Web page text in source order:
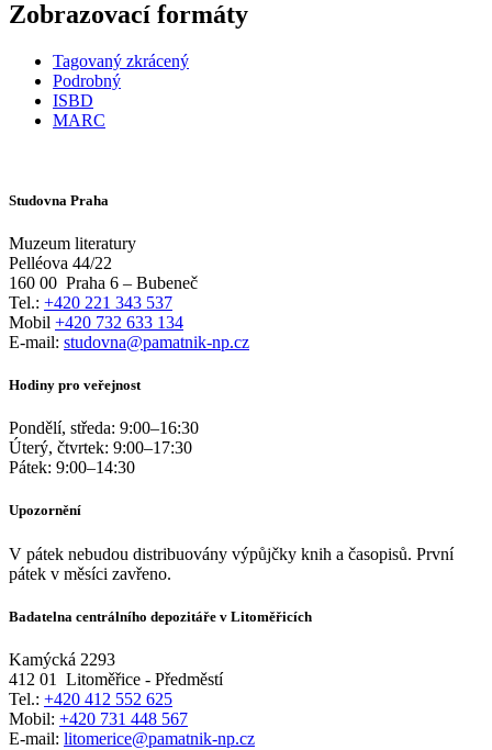
Zobrazovací formáty
Tagovaný zkrácený
Podrobný
ISBD
MARC
Studovna Praha
Muzeum literatury
Pelléova 44/22
160 00 Praha 6 – Bubeneč
Tel.: +420 221 343 537
Mobil +420 732 633 134
E-mail: studovna@pamatnik-np.cz
Hodiny pro veřejnost
Pondělí, středa: 9:00–16:30
Úterý, čtvrtek: 9:00–17:30
Pátek: 9:00–14:30
Upozornění
V pátek nebudou distribuovány výpůjčky knih a časopisů. První
pátek v měsíci zavřeno.
Badatelna centrálního depozitáře v Litoměřicích
Kamýcká 2293
412 01
Litoměřice - Předměstí
Tel.: +420 412 552 625
Mobil: +420 731 448 567
E-mail: litomerice@pamatnik-np.cz